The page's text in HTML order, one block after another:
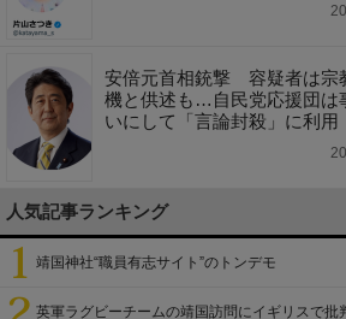
安倍元首相銃撃 容疑者は宗
機と供述も…自民党応援団は
いにして「言論封殺」に利用
人気記事ランキング
靖国神社“職員有志サイト”のトンデモ
英軍ラグビーチームの靖国訪問にイギリスで批